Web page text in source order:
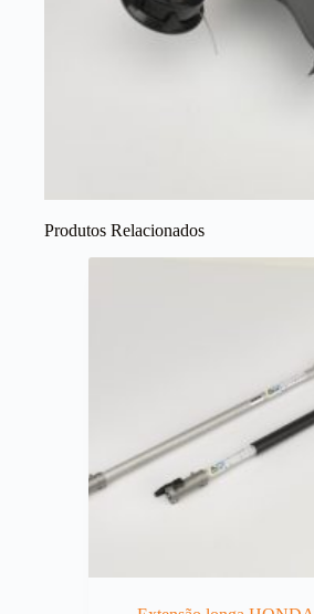
Produtos Relacionados